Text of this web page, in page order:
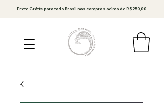
Frete Grátis para todo Brasil nas compras acima de R$250,00